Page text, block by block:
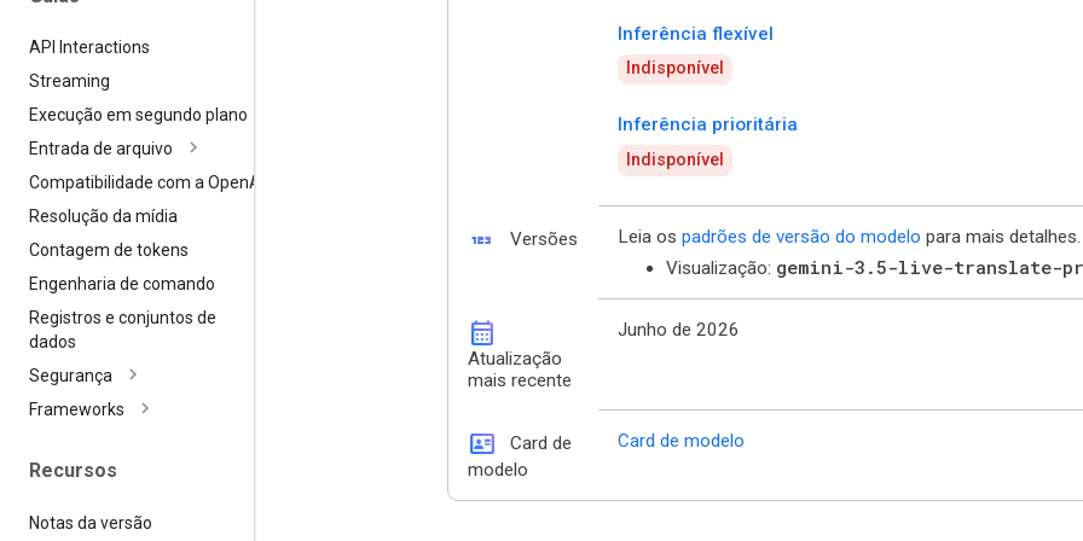
API Interactions
Streaming
Execução em segundo plano
Entrada de arquivo
Compatibilidade com a OpenAI
Resolução da mídia
Contagem de tokens
Engenharia de comando
Registros e conjuntos de
dados
Segurança
Frameworks
Recursos
Notas da versão
Inferência flexível
Indisponível
Inferência prioritária
Indisponível
123 Versões Leia os padrões de versão do modelo para mais detalhes.
Visualização: gemini-3.5-live-translate-
calendar_month
Atualização
mais recente
Junho de 2026
id_card
Card de
modelo
Card de modelo